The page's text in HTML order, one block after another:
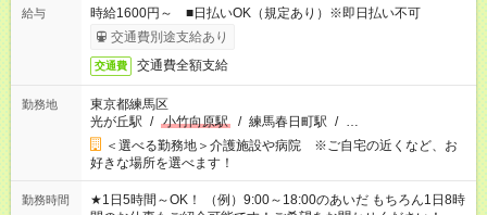
給与
時給1600円～ ■日払いOK（規定あり）※即日払い不可
交通費別途支給あり
交通費 交通費全額支給
勤務地
東京都練馬区
光が丘駅 / 小竹向原駅 / 練馬春日町駅 / …
＜選べる勤務地＞介護施設や病院 ※ご自宅の近くなど、お
好きな場所を選べます！
勤務時間
★1日5時間～OK！ （例）9:00～18:00のあいだ もちろん1日8時